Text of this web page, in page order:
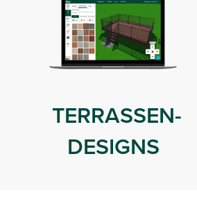
TERRASSEN-
DESIGNS